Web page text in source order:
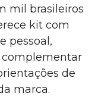
mil brasileiros
kit com
pessoal,
de
marca.